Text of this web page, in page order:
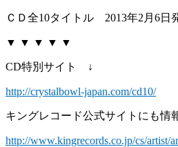
ＣＤ全10タイトル 2013年2月6日
▼ ▼ ▼ ▼ ▼
CD特別サイト ↓
http://crystalbowl-japan.com/cd10/
キングレコード公式サイトにも情
http://www.kingrecords.co.jp/cs/artist/